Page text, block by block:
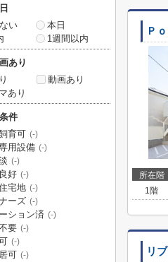
Ｐ
所在階
1階
リ
い
本日
1週間以内
あり
動画あり
あり
件
育可 (-)
用設備 (-)
(-)
好 (-)
宅地 (-)
ーズ (-)
ション済 (-)
要 (-)
(-)
可 (-)